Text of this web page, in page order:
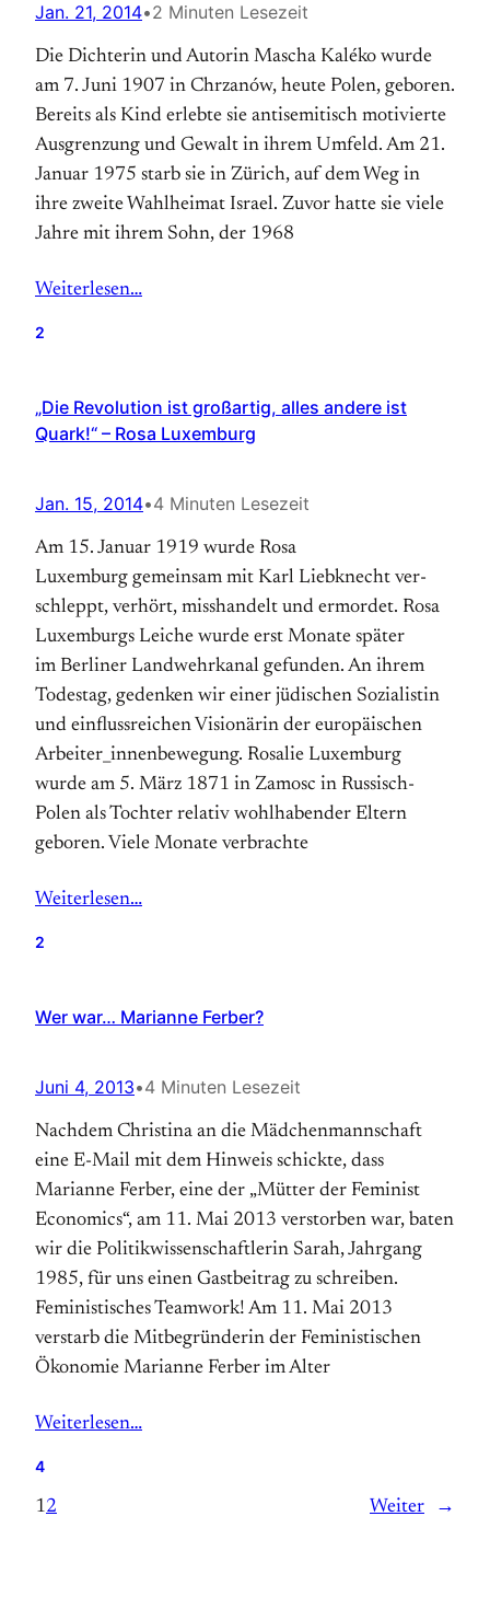
Jan. 21, 2014•2 Minuten Lesezeit
Die Dichterin und Autorin Mascha Kaléko wurde
am 7. Juni 1907 in Chrzanów, heute Polen, geboren.
Bereits als Kind erlebte sie antisemitisch motivierte
Ausgrenzung und Gewalt in ihrem Umfeld. Am 21.
Januar 1975 starb sie in Zürich, auf dem Weg in
ihre zweite Wahlheimat Israel. Zuvor hatte sie viele
Jahre mit ihrem Sohn, der 1968
Weiterlesen…
2
„Die Revolution ist großartig, alles andere ist
Quark!“ – Rosa Luxemburg
Jan. 15, 2014•4 Minuten Lesezeit
Am 15. Januar 1919 wurde Rosa
Luxemburg gemeinsam mit Karl Liebknecht ver­
schleppt, verhört, misshandelt und ermordet. Rosa
Luxemburgs Leiche wurde erst Monate später
im Berliner Land­wehr­kanal gefunden. An ihrem
Todes­tag, gedenken wir einer jüdischen Sozialistin
und einfluss­reichen Visionärin der europäischen
Arbeiter_innen­bewegung. Rosalie Luxemburg
wurde am 5. März 1871 in Zamosc in Russisch-
Polen als Tochter relativ wohl­habender Eltern
geboren. Viele Monate verbrachte
Weiterlesen…
2
Wer war… Marianne Ferber?
Juni 4, 2013•4 Minuten Lesezeit
Nachdem Christina an die Mädchenmannschaft
eine E-Mail mit dem Hinweis schickte, dass
Marianne Ferber, eine der „Mütter der Feminist
Economics“, am 11. Mai 2013 verstorben war, baten
wir die Politikwissenschaftlerin Sarah, Jahrgang
1985, für uns einen Gastbeitrag zu schreiben.
Feministisches Teamwork! Am 11. Mai 2013
verstarb die Mit­begründerin der Feministischen
Ökonomie Marianne Ferber im Alter
Weiterlesen…
4
12 Weiter →